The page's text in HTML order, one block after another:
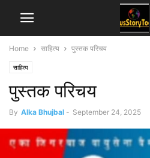
Home साहित्य पुस्तक परिचय
साहित्य
पुस्तक परिचय
By Alka Bhujbal - September 24, 2025